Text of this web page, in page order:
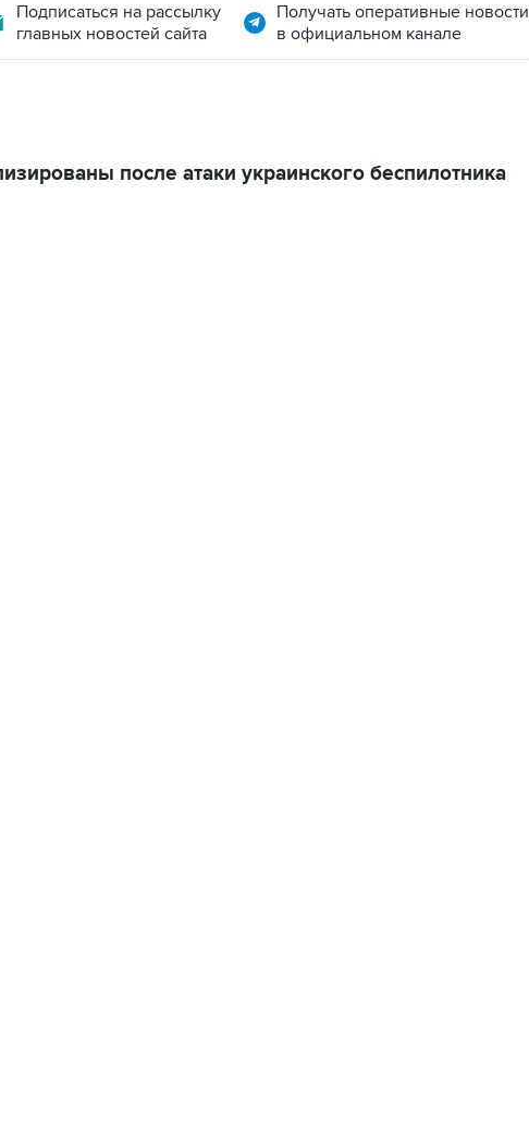
Подписаться на рассылку
главных новостей сайта
Получать оперативные новости
в официальном канале
после атаки украинского беспилотника